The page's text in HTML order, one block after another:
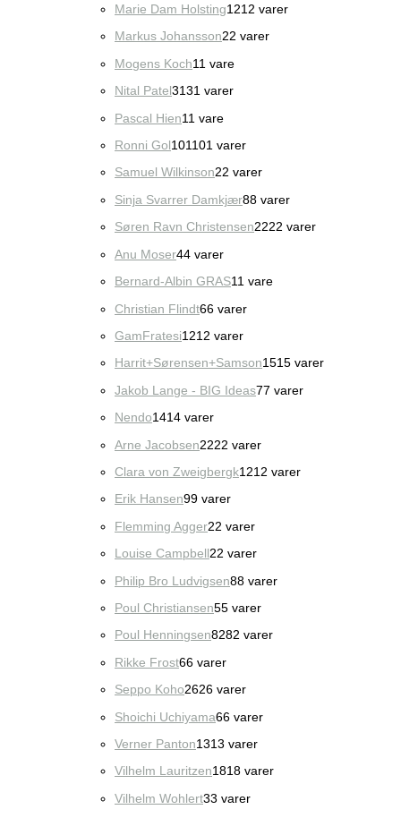
Marie Dam Holsting1212 varer
Markus Johansson22 varer
Mogens Koch1 1 vare
Nital Patel 3131 varer
Pascal Hien1 1 vare
Ronni Gol 101101 varer
Samuel Wilkinson22 varer
Sinja Svarrer Damkjær88 varer
Søren Ravn Christensen2222 varer
Anu Moser44 varer
Bernard-Albin GRAS11 vare
Christian Flindt66 varer
GamFratesi1212 varer
Harrit+Sørensen+Samson1515 varer
Jakob Lange - BIG Ideas77 varer
Nendo1414 varer
Arne Jacobsen2222 varer
Clara von Zweigbergk1212 varer
Erik Hansen99 varer
Flemming Agger22 varer
Louise Campbell 22 varer
Philip Bro Ludvigsen88 varer
Poul Christiansen55 varer
Poul Henningsen8282 varer
Rikke Frost66 varer
Seppo Koho2626 varer
Shoichi Uchiyama66 varer
Verner Panton1313 varer
Vilhelm Lauritzen1818 varer
Vilhelm Wohlert33 varer